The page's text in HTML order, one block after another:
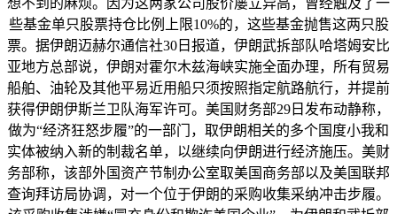
想不到的麻烦。因为这两家公司股价屡立异高，曾经触及了一
些基金单只股票持仓比例上限10%的，这些基金抛售这两只股
票。据伊朗迈赫尔通信社30日报道，伊朗武拆部队哈塔姆安比
亚地方总部说，伊朗对霍尔木兹海峡实施全面办理，所有贸易
船舶、油轮及其他平易近用船只须按照指定航路航行，并提前
获得伊朗伊斯兰卫队海军许可。美国财务部29日发布动静称，
做为“经济狂怒步履”的一部门，取伊朗相关的多个国度小我和
实体被纳入新的制裁名单，以继续向伊朗进行经济施压。美财
务部称，该部外国资产节制办公室取美国商务部以及美国联邦
查询拜访局协调，对一个位于伊朗的采购收集采纳冲击步履。